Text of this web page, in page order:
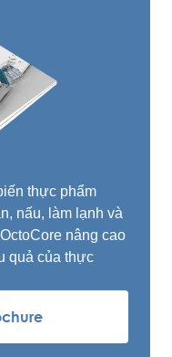
thực phẩm
nấu, làm lạnh và
nâng cao
quả của thực